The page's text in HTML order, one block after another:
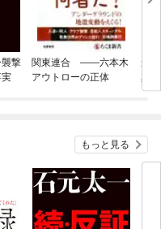
撃
関東連合 ——六本木
アウトローの正体
遺書 −関東連合崩
真
−
もっと見る